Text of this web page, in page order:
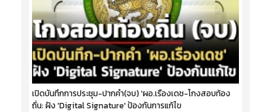
เปิดบันทึกการประชุม-ปากคำ(จบ) 'ผอ.เรืองเดช-โกงสอบท้อง
ถิ่น: ฝัง 'Digital Signature' ป้องกันการแก้ไข